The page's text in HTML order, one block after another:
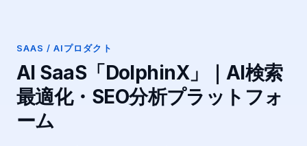
SAAS / AIプロダクト
AI SaaS「DolphinX」｜AI検索
最適化・SEO分析プラットフォ
ーム